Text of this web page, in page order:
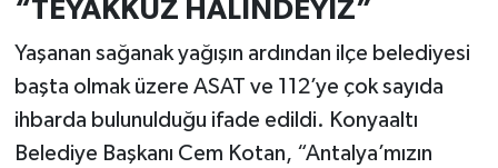
“TEYAKKUZ HALİNDEYİZ”
Yaşanan sağanak yağışın ardından ilçe belediyesi
başta olmak üzere ASAT ve 112’ye çok sayıda
ihbarda bulunulduğu ifade edildi. Konyaaltı
Belediye Başkanı Cem Kotan, “Antalya’mızın